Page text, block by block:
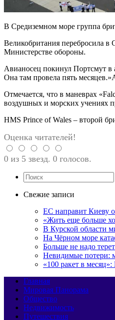
В Средиземном море группа
Великобритания перебросила
Министерстве обороны.
Авианосец покинул Портсмут в
Она там провела пять
Отмечается, что в маневрах
воздушных и морских учениях
HMS Prince of Wales – второй
Оценка читателей!
0 из 5 звезд. 0 голосов.
Свежие записи
ЕС направит Киеву
«Жить еще больше
В Курской области
На Чёрном море
Больше не надо
Невидимые потери:
«100 ракет в
Главная
Мировая Панорама
Общество
Недвижимость
Путешествия